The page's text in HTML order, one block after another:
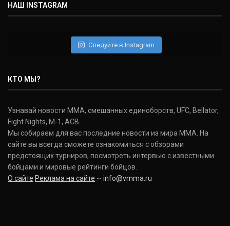
НАШ INSTAGRAM
Следуйте в Instagram
КТО МЫ?
Узнавай новости ММА, смешанных единоборств, UFC, Bellator,
Fight Nights, M-1, ACB.
Мы собираем для вас последние новости из мира ММА. На
сайте вы всегда сможете ознакомиться с обзорами
предстоящих турниров, посмотреть интервью с известными
бойцами и мировые рейтинги бойцов.
О сайте Реклама на сайте -- info@vmma.ru